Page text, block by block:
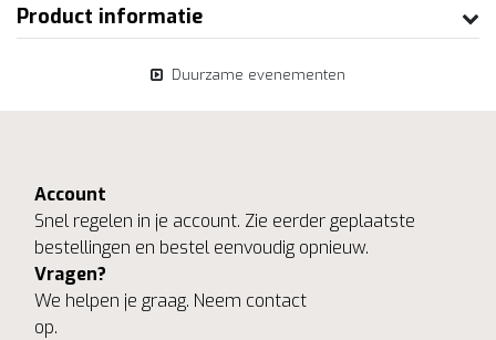
Product informatie
Duurzame evenementen
Account
Snel regelen in je account. Zie eerder geplaatste
bestellingen en bestel eenvoudig opnieuw.
Vragen?
We helpen je graag. Neem contact
op.